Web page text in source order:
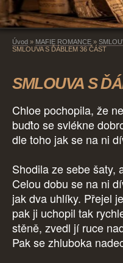
Úvod » MAFIE ROMANCE »
SMLOUVA S ĎÁBLEM 36 ČÁST
SMLOUVA S
Chloe pochopila, že
buďto se svlékne
dle toho jak se na ni
Shodila ze sebe šaty,
Celou dobu se na ni
jak dva uhlíky. Přejel
pak ji uchopil tak
stěně, zvedl jí ruce
Pak se zhluboka